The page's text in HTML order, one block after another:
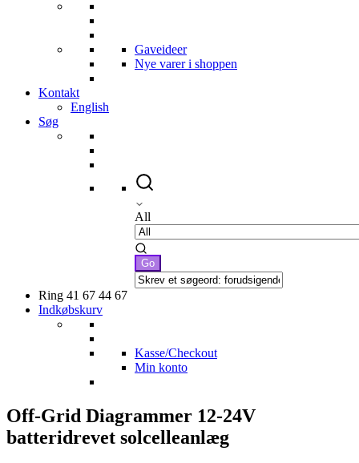
Gaveideer
Nye varer i shoppen
Kontakt
English
Søg
All
Ring 41 67 44 67
Indkøbskurv
Kasse/Checkout
Min konto
Off-Grid Diagrammer 12-24V
batteridrevet solcelleanlæg